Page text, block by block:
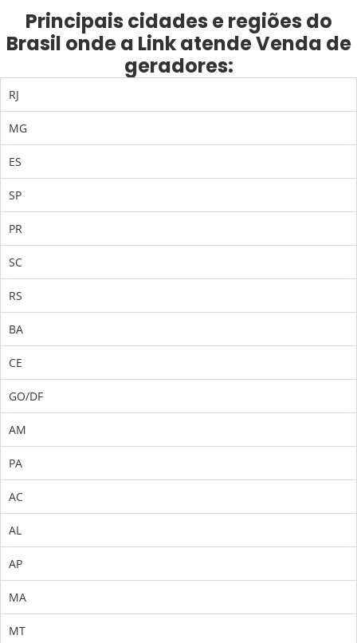
Principais cidades e regiões do
Brasil onde a Link atende Venda de
geradores:
RJ
MG
ES
SP
PR
SC
RS
BA
CE
GO/DF
AM
PA
AC
AL
AP
MA
MT